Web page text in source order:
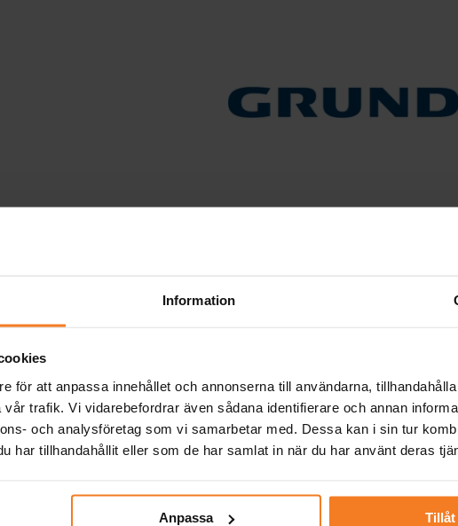
Information
för att anpassa innehållet och annonserna till användarna,
trafik. Vi vidarebefordrar även sådana identifierare och annan
och analysföretag som vi samarbetar med. Dessa kan i sin tur
har tillhandahållit eller som de har samlat in när du har använt deras
Anpassa Tillåt
Konkurrenskraftiga
grundvatten utan fasta
kommunal
Pumpen är helt
och kan
Artikelnummer 650985
Grundfos